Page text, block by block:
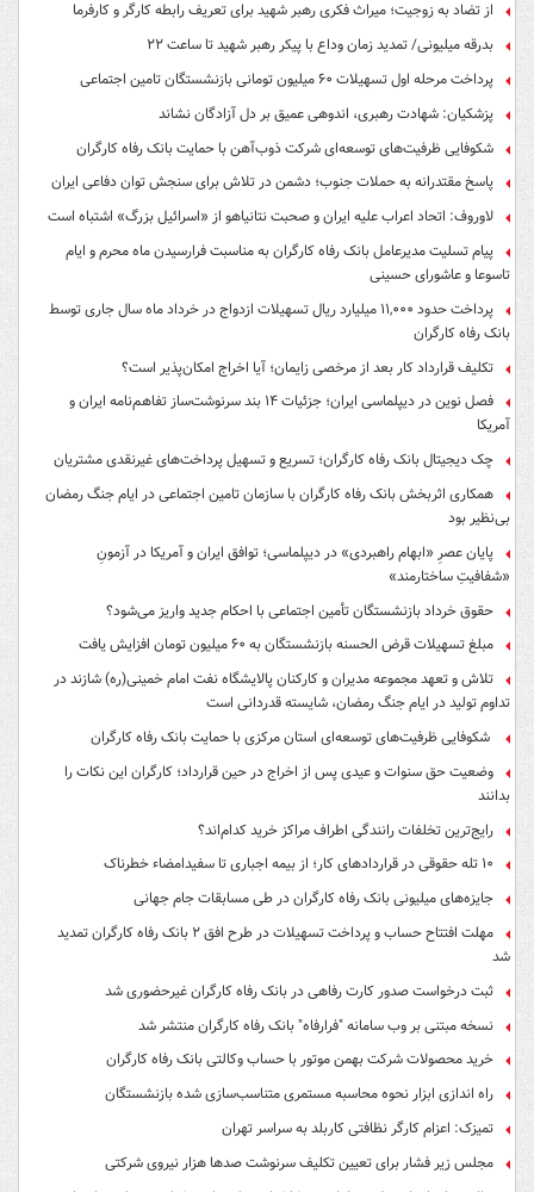
از تضاد به زوجیت؛ میراث فکری رهبر شهید برای تعریف رابطه کارگر و کارفرما
بدرقه میلیونی/ تمدید زمان وداع با پیکر رهبر شهید تا ساعت ۲۲
پرداخت مرحله اول تسهیلات ۶۰ میلیون تومانی بازنشستگان تامین اجتماعی
پزشکیان: شهادت رهبری، اندوهی عمیق بر دل آزادگان نشاند
شکوفایی ظرفیت‌های توسعه‌ای شرکت ذوب‌آهن با حمایت‌ بانک رفاه کارگران
پاسخ مقتدرانه به حملات جنوب؛ دشمن در تلاش برای سنجش توان دفاعی ایران
لاوروف: اتحاد اعراب علیه ایران و صحبت نتانیاهو از «اسرائیل بزرگ» اشتباه است
پیام تسلیت مدیرعامل بانک رفاه کارگران به مناسبت فرارسیدن ماه محرم و ایام
تاسوعا و عاشورای حسینی
پرداخت حدود ۱۱,۰۰۰ میلیارد ریال تسهیلات ازدواج در خرداد ماه سال جاری توسط
بانک رفاه کارگران
تکلیف قرارداد کار بعد از مرخصی زایمان؛ آیا اخراج امکان‌پذیر است؟
فصل نوین در دیپلماسی ایران؛ جزئیات ۱۴ بند سرنوشت‌ساز تفاهم‌نامه ایران و
آمریکا
چک دیجیتال بانک رفاه کارگران؛ تسریع و تسهیل پرداخت‌های غیرنقدی مشتریان
همکاری اثربخش بانک رفاه کارگران با سازمان تامین اجتماعی در ایام جنگ رمضان
بی‌نظیر بود
پایان عصرِ «ابهام راهبردی» در دیپلماسی؛ توافق ایران و آمریکا در آزمونِ
«شفافیتِ ساختارمند»
حقوق خرداد بازنشستگان تأمین اجتماعی با احکام جدید واریز می‌شود؟
مبلغ تسهیلات قرض الحسنه بازنشستگان به ۶۰ میلیون تومان افزایش یافت
تلاش و تعهد مجموعه مدیران و کارکنان پالایشگاه نفت امام خمینی(ره) شازند در
تداوم تولید در ایام جنگ رمضان، شایسته قدردانی است
شکوفایی ظرفیت‌های توسعه‌ای استان مرکزی با حمایت بانک رفاه کارگران
وضعیت حق سنوات و عیدی پس از اخراج در حین قرارداد؛ کارگران این نکات را
بدانند
رایج‌ترین تخلفات رانندگی اطراف مراکز خرید کدام‌اند؟
۱۰ تله حقوقی در قراردادهای کار؛ از بیمه اجباری تا سفیدامضاء خطرناک
جایزه‌های میلیونی بانک رفاه کارگران در طی مسابقات جام جهانی
مهلت افتتاح حساب و پرداخت تسهیلات در طرح افق ۲ بانک رفاه کارگران تمدید
شد
ثبت درخواست صدور کارت رفاهی در بانک رفاه کارگران غیرحضوری شد
نسخه مبتنی بر وب سامانه "فرارفاه" بانک رفاه کارگران منتشر شد
خرید محصولات شرکت بهمن موتور با حساب وکالتی بانک رفاه کارگران
راه اندازی ابزار نحوه محاسبه مستمری متناسب‌سازی شده بازنشستگان
تمیزک: اعزام کارگر نظافتی کاربلد به سراسر تهران
مجلس زیر فشار برای تعیین تکلیف سرنوشت صدها هزار نیروی شرکتی